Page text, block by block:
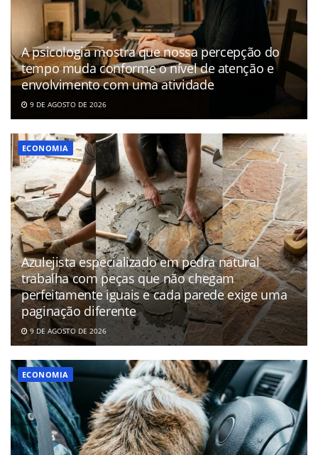
A psicologia mostra que nossa percepção do
tempo muda conforme o nível de atenção e
envolvimento com uma atividade
9 DE AGOSTO DE 2026
ECONOMIA
Azulejista especializado em pedra natural
trabalha com peças que não chegam
perfeitamente iguais e cada parede exige uma
paginação diferente
9 DE AGOSTO DE 2026
ECONOMIA